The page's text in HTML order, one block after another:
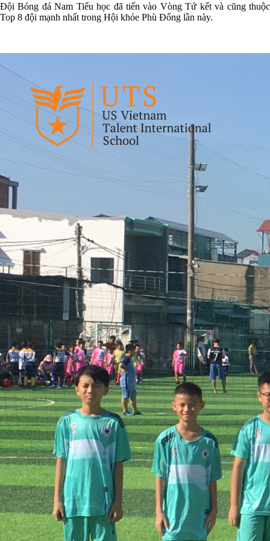
Đội Bóng đá Nam Tiểu học đã tiến vào Vòng Tứ kết và cũng thuộc
Top 8 đội mạnh nhất trong Hội khỏe Phù Đổng lần này.